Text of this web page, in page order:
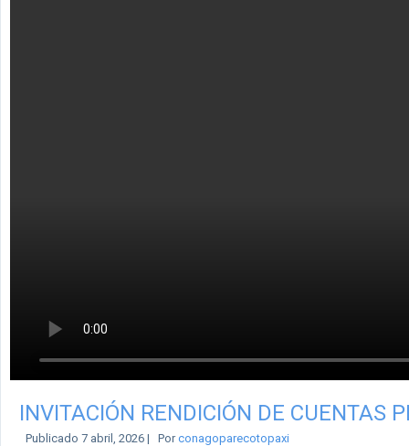
INVITACIÓN RENDICIÓN DE CUENTAS
Publicado 7 abril, 2026 | Por conagoparecotopaxi